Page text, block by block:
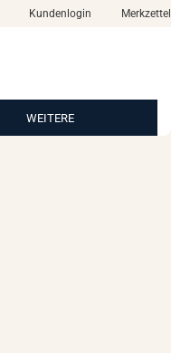
Kundenlogin Merkzettel
WEITERE